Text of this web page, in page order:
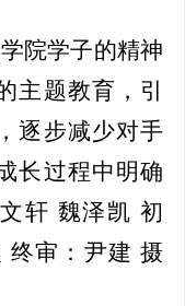
院学子的精神
主题教育，引
逐步减少对手
长过程中明确
轩 魏泽凯 初
终审：尹建 摄